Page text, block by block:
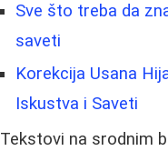
Sve što treba da
saveti
Korekcija Usana
Iskustva i Saveti
Tekstovi na srodnim